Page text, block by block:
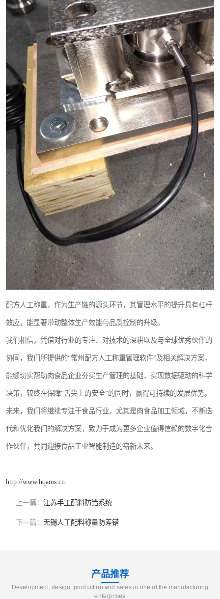
配方人工称重，作为生产链的源头环节，其管理水平的提升具有杠杆
效应，能显著带动整体生产效能与品质控制的升级。
我们相信，凭借对行业的专注、对技术的深耕以及与全球优秀伙伴的
协同，我们所提供的“常州配方人工称重管理软件”及相关解决方案，
能够切实帮助肉食品企业夯实生产管理的基础，实现数据驱动的科学
决策，较终在保障“舌尖上的安全”的同时，赢得可持续的发展优势。
未来，我们将继续专注于食品行业，尤其是肉食品加工领域，不断迭
代和优化我们的解决方案，致力于成为更多企业值得信赖的数字化合
作伙伴，共同迎接食品工业智能制造的崭新未来。
http://www.hqams.cn
上一篇： 江苏手工配料防错系统
下一篇： 无锡人工配料称量防差错
产品推荐
Development, design, production and sales in one of the manufacturing
enterprises